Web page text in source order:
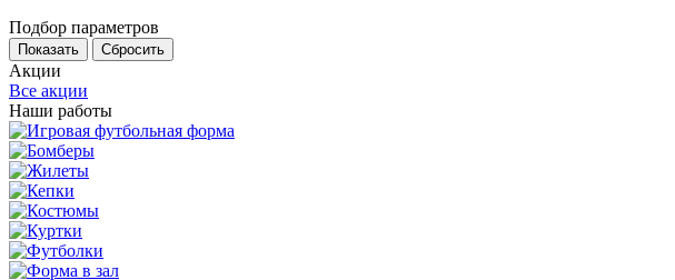
Подбор параметров
Акции
Все акции
Наши работы